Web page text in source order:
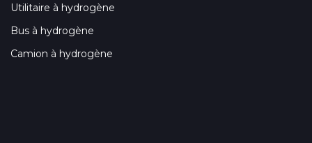
Utilitaire à hydrogène
Bus à hydrogène
Camion à hydrogène